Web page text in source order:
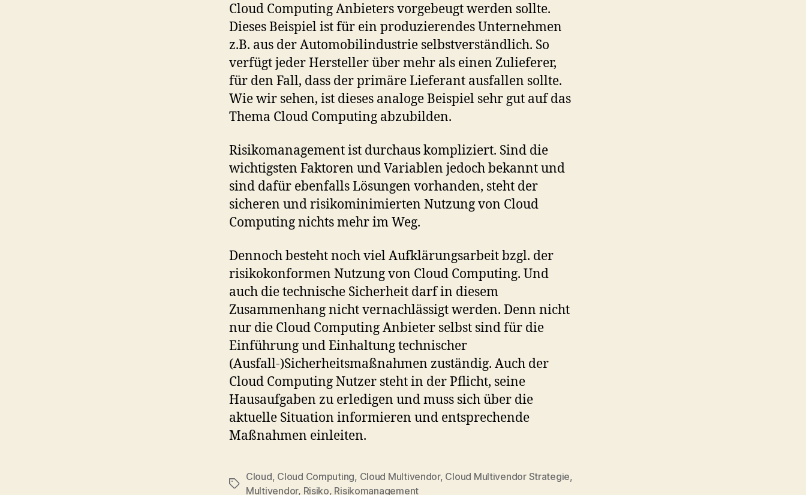
Cloud Computing Anbieters vorgebeugt werden sollte.
Dieses Beispiel ist für ein produzierendes Unternehmen
z.B. aus der Automobilindustrie selbstverständlich. So
verfügt jeder Hersteller über mehr als einen Zulieferer,
für den Fall, dass der primäre Lieferant ausfallen sollte.
Wie wir sehen, ist dieses analoge Beispiel sehr gut auf das
Thema Cloud Computing abzubilden.
Risikomanagement ist durchaus kompliziert. Sind die
wichtigsten Faktoren und Variablen jedoch bekannt und
sind dafür ebenfalls Lösungen vorhanden, steht der
sicheren und risikominimierten Nutzung von Cloud
Computing nichts mehr im Weg.
Dennoch besteht noch viel Aufklärungsarbeit bzgl. der
risikokonformen Nutzung von Cloud Computing. Und
auch die technische Sicherheit darf in diesem
Zusammenhang nicht vernachlässigt werden. Denn nicht
nur die Cloud Computing Anbieter selbst sind für die
Einführung und Einhaltung technischer
(Ausfall-)Sicherheitsmaßnahmen zuständig. Auch der
Cloud Computing Nutzer steht in der Pflicht, seine
Hausaufgaben zu erledigen und muss sich über die
aktuelle Situation informieren und entsprechende
Maßnahmen einleiten.
Tags
Cloud, Cloud Computing, Cloud Multivendor, Cloud Multivendor Strategie,
Multivendor, Risiko, Risikomanagement